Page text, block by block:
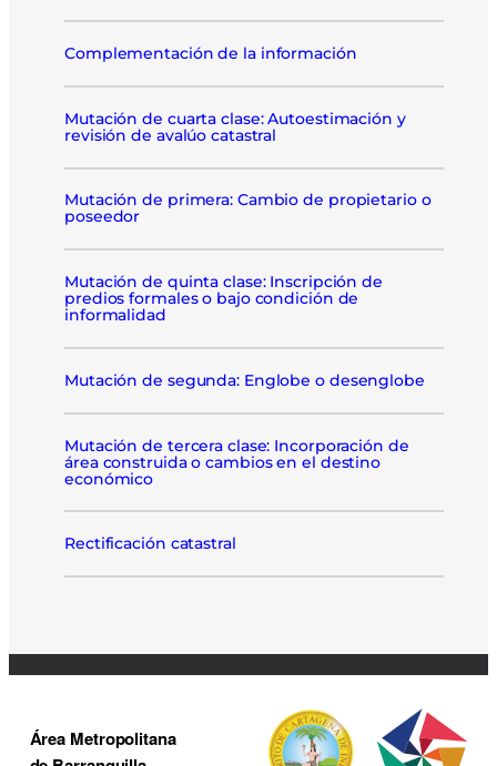
Complementación de la información
Mutación de cuarta clase: Autoestimación y
revisión de avalúo catastral
Mutación de primera: Cambio de propietario o
poseedor
Mutación de quinta clase: Inscripción de
predios formales o bajo condición de
informalidad
Mutación de segunda: Englobe o desenglobe
Mutación de tercera clase: Incorporación de
área construida o cambios en el destino
económico
Rectificación catastral
Área Metropolitana